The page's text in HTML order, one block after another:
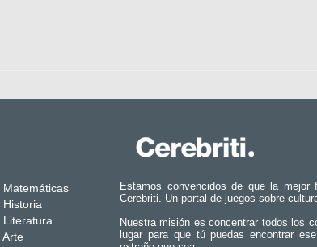
Matemáticas
Historia
Literatura
Arte
Estamos convencidos de que la
Cerebriti. Un portal de juegos sobre
Nuestra misión es concentrar todos los
lugar para que tú puedas encontrar